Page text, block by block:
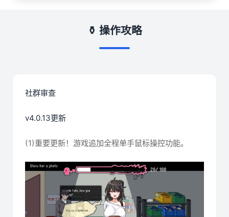
⚱️ 操作攻略
社群审查
v4.0.13更新
(1)重要更新！游戏追加全程单手鼠标操控功能。